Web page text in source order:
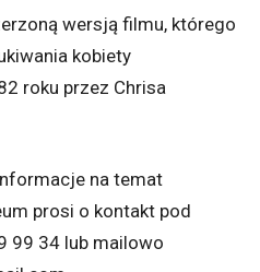
wersją filmu, którego
kobiety
roku przez Chrisa
na temat
prosi o kontakt pod
99 34 lub mailowo